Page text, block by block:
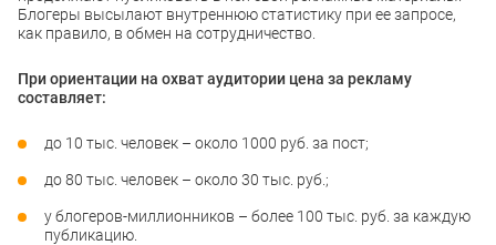
Блогеры высылают внутреннюю статистику при ее запросе,
как правило, в обмен на сотрудничество.
При ориентации на охват аудитории цена за рекламу
составляет:
до 10 тыс. человек – около 1000 руб. за пост;
до 80 тыс. человек – около 30 тыс. руб.;
у блогеров-миллионников – более 100 тыс. руб. за каждую
публикацию.